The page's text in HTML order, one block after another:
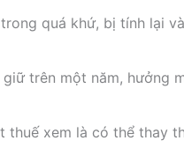
quá khứ, bị tính lại
trên một năm, hưởng
thuế xem là có thể thay